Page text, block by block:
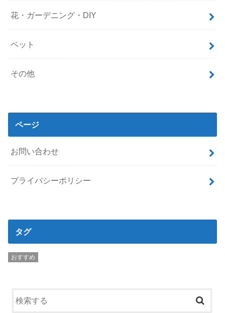
花・ガーデニング・DIY
ペット
その他
ページ
お問い合わせ
プライバシーポリシー
タグ
おすすめ